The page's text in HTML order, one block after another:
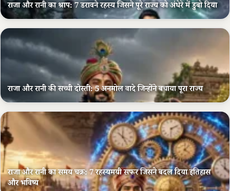
राजा और रानी का श्राप: 7 डरावने रहस्य जिसने पूरे राज्य को अंधेरे में डुबो दिया
राजा और रानी की सच्ची दोस्ती: 5 अनमोल वादे जिन्होंने बचाया पूरा राज्य
राजा और रानी का समय चक्र: 7 रहस्यमयी सफर जिसने बदल दिया इतिहास
और भविष्य